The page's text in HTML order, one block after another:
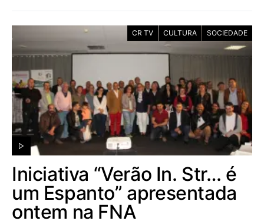
CR TV CULTURA SOCIEDADE
Iniciativa “Verão In. Str… é
um Espanto” apresentada
ontem na FNA